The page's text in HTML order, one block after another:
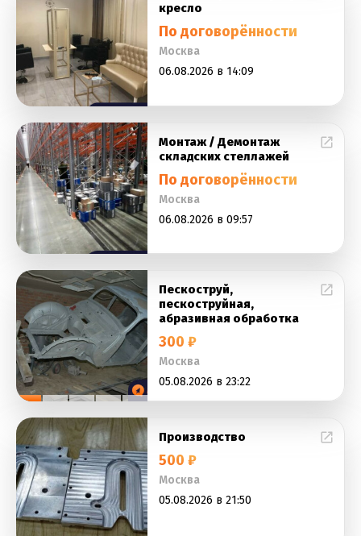
кресло
По договорённости
Москва
06.08.2026 в 14:09
Монтаж / Демонтаж
складских стеллажей
По договорённости
Москва
06.08.2026 в 09:57
Пескоструй,
пескоструйная,
абразивная обработка
300 ₽
Москва
05.08.2026 в 23:22
Производство
500 ₽
Москва
05.08.2026 в 21:50